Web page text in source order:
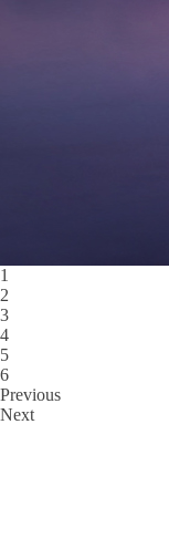
1
2
3
4
5
6
Previous
Next